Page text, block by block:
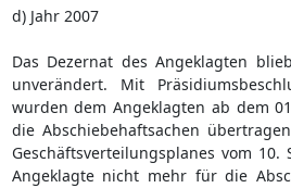
d) Jahr 2007
Das Dezernat des Angeklagten
unverändert. Mit
wurden dem Angeklagten ab dem
die Abschiebehaftsachen
Geschäftsverteilungsplanes vom
Angeklagte nicht mehr für die